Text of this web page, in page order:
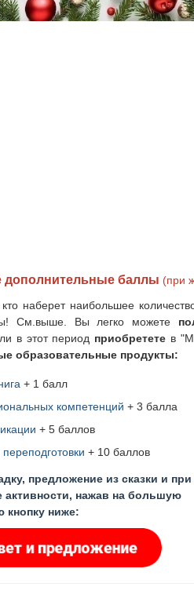
дополнительные баллы (при
наберет наибольшее
См.выше. Вы легко можете
в этот период приобретете в
образовательные продукты:
+ 1 балл
компетенций + 3 балла
+ 5 баллов
+ 10 баллов
предложение из сказки и при
нажав на большую
кнопку ниже: